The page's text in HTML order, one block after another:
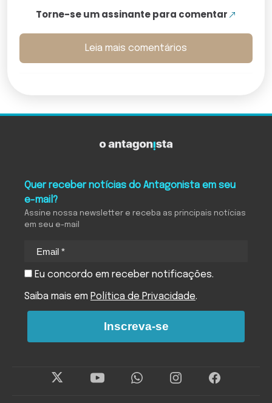
Torne-se um assinante para comentar
Leia mais comentários
Quer receber notícias do Antagonista em seu
e-mail?
Assine nossa newsletter e receba as principais notícias
em seu e-mail
Eu concordo em receber notificações.
Saiba mais em Política de Privacidade.
Inscreva-se